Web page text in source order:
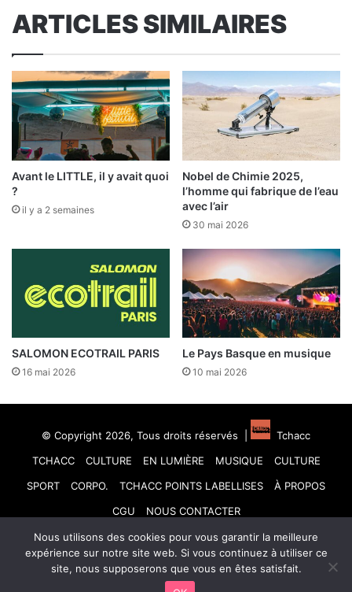
ARTICLES SIMILAIRES
Avant le LITTLE, il y avait quoi
?
il y a 2 semaines
Nobel de Chimie 2025,
l’homme qui fabrique de l’eau
avec l’air
30 mai 2026
SALOMON ECOTRAIL PARIS
16 mai 2026
Le Pays Basque en musique
10 mai 2026
© Copyright 2026, Tous droits réservés |
Tchacc
TCHACC
CULTURE EN LUMIÈRE MUSIQUE
CULTURE
SPORT
CORPO. TCHACC POINTS LABELLISES
À PROPOS
CGU
NOUS CONTACTER
Facebook
X LinkedinYouTubeInstagram
TikTok
Nous utilisons des cookies pour vous garantir la meilleure
expérience sur notre site web. Si vous continuez à utiliser ce
site, nous supposerons que vous en êtes satisfait.